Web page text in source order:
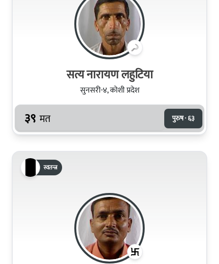
सत्य नारायण लहुटिया
सुनसरी-४, कोशी प्रदेश
३९ मत पुरुष · ६३
स्वतन्त्र